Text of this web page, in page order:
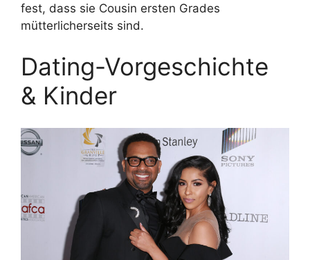
fest, dass sie Cousin ersten Grades
mütterlicherseits sind.
Dating-Vorgeschichte
& Kinder